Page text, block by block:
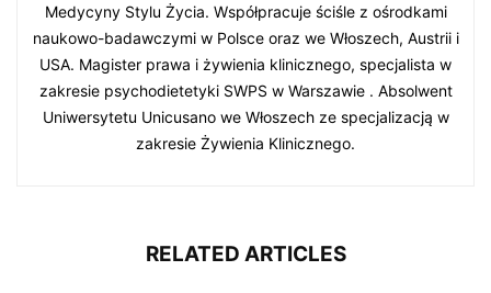
Medycyny Stylu Życia. Współpracuje ściśle z ośrodkami
naukowo-badawczymi w Polsce oraz we Włoszech, Austrii i
USA. Magister prawa i żywienia klinicznego, specjalista w
zakresie psychodietetyki SWPS w Warszawie . Absolwent
Uniwersytetu Unicusano we Włoszech ze specjalizacją w
zakresie Żywienia Klinicznego.
RELATED ARTICLES